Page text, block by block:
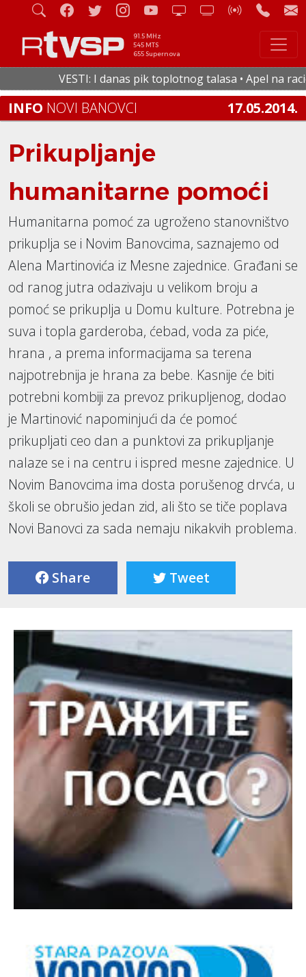
91.5 MHz
545 MTS
655 Supernova
VESTI: I danas pik toplotnog talasa • Apel na
INFO NOVI BANOVCI 17.05.2014.
Prikupljanje
humanitarne pomoći
Humanitarna pomoć za ugroženo stanovništvo
prikuplja se i Novim Banovcima, saznajemo od
Alena Martinovića iz Mesne zajednice. Građani se
od ranog jutra odazivaju u velikom broju a
pomoć se prikuplja u Domu kulture. Potrebna je
suva i topla garderoba, ćebad, voda za piće,
hrana , a prema informacijama sa terena
najpotrebnija je hrana za bebe. Kasnije će biti
potrebni kombiji za prevoz prikupljenog, dodao
je Martinović napominjući da će pomoć
prikupljati ceo dan a punktovi za prikupljanje
nalaze se i na centru i ispred mesne zajednice. U
Novim Banovcima ima dosta porušenog drvća, u
školi se obrušio jedan zid, ali što se tiče poplava
Novi Banovci za sada nemaju nikakvih problema.
Share Tweet